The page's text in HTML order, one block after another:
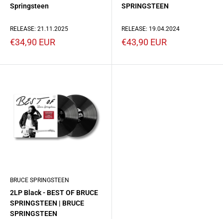
Springsteen
RELEASE: 21.11.2025
Prezzo
€34,90 EUR
SPRINGSTEEN
RELEASE: 19.04.2024
Prezzo
€43,90 EUR
BRUCE SPRINGSTEEN
2LP Black - BEST OF BRUCE
SPRINGSTEEN | BRUCE
SPRINGSTEEN